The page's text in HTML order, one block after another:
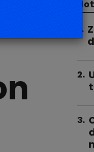
.
2.
3.